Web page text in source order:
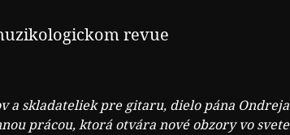
revue
a skladateliek pre gitaru, dielo pána Ondreja
prácou, ktorá otvára nové obzory vo svete